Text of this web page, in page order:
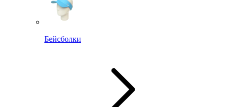
Бейсболки